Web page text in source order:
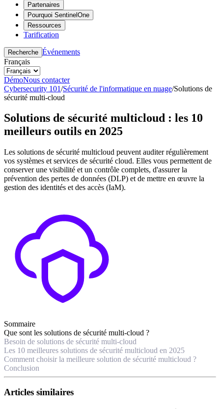
Partenaires
Pourquoi SentinelOne
Ressources
Tarification
Recherche Événements
Français
DémoNous contacter
Cybersecurity 101/Sécurité de l'informatique en nuage/Solutions de
sécurité multi-cloud
Solutions de sécurité multicloud : les 10
meilleurs outils en 2025
Les solutions de sécurité multicloud peuvent auditer régulièrement
vos systèmes et services de sécurité cloud. Elles vous permettent de
conserver une visibilité et un contrôle complets, d'assurer la
prévention des pertes de données (DLP) et de mettre en œuvre la
gestion des identités et des accès (IaM).
Sommaire
Que sont les solutions de sécurité multi-cloud ?
Besoin de solutions de sécurité multi-cloud
Les 10 meilleures solutions de sécurité multicloud en 2025
Comment choisir la meilleure solution de sécurité multicloud ?
Conclusion
Articles similaires